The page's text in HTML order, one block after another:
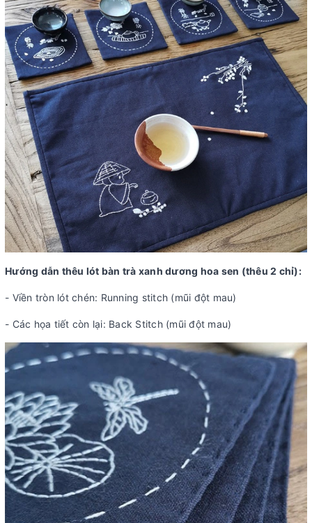
Hướng dẫn thêu lót bàn trà xanh dương hoa sen (thêu 2 chỉ):
- Viền tròn lót chén: Running stitch (mũi đột mau)
- Các họa tiết còn lại: Back Stitch (mũi đột mau)